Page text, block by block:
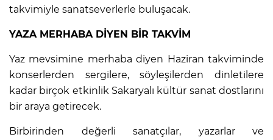
takvimiyle sanatseverlerle buluşacak.
YAZA MERHABA DİYEN BİR TAKVİM
Yaz mevsimine merhaba diyen Haziran takviminde
konserlerden sergilere, söyleşilerden dinletilere
kadar birçok etkinlik Sakaryalı kültür sanat dostlarını
bir araya getirecek.
Birbirinden değerli sanatçılar, yazarlar ve